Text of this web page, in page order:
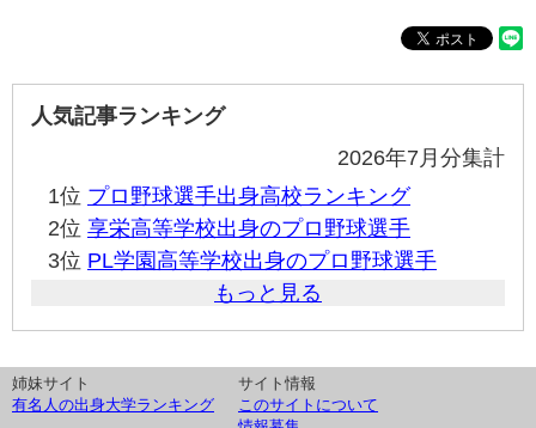
人気記事ランキング
2026年7月分集計
1位 プロ野球選手出身高校ランキング
2位 享栄高等学校出身のプロ野球選手
3位 PL学園高等学校出身のプロ野球選手
もっと見る
姉妹サイト
有名人の出身大学ランキング
サイト情報
このサイトについて